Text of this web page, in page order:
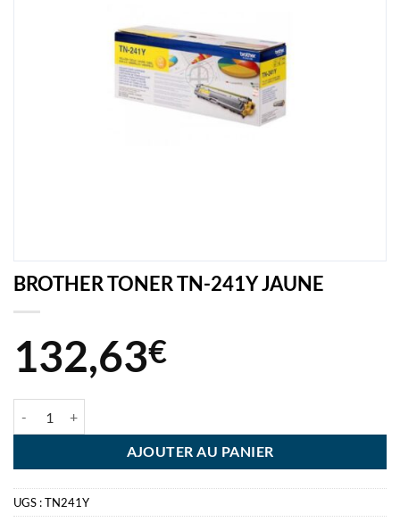
BROTHER TONER TN-241Y JAUNE
132,63€
AJOUTER AU PANIER
UGS :TN241Y